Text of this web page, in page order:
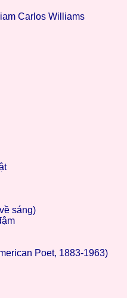
Carlos Williams
sáng)
Poet, 1883-1963)